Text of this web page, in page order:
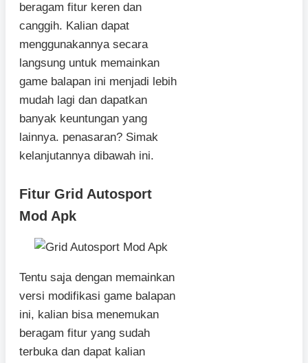
beragam fitur keren dan
canggih. Kalian dapat
menggunakannya secara
langsung untuk memainkan
game balapan ini menjadi lebih
mudah lagi dan dapatkan
banyak keuntungan yang
lainnya. penasaran? Simak
kelanjutannya dibawah ini.
Fitur Grid Autosport
Mod Apk
Tentu saja dengan memainkan
versi modifikasi game balapan
ini, kalian bisa menemukan
beragam fitur yang sudah
terbuka dan dapat kalian